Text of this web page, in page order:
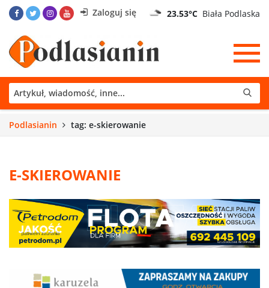
Zaloguj się 23.53°C Biała Podlaska
Podlasianin tag: e-skierowanie
E-SKIEROWANIE